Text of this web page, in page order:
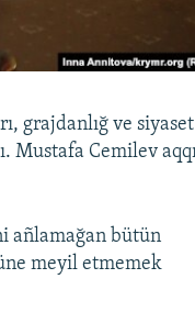
grajdanlığ ve siyaset
Mustafa Cemilev
añlamağan bütün
meyil etmemek